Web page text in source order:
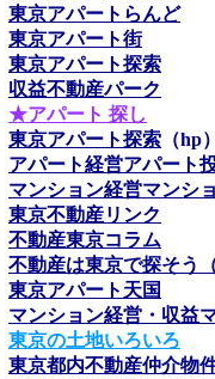
東京アパートらんど
東京アパート街
東京アパート探索
収益不動産パーク
★アパート 探し
東京アパート探索 （hp
アパート経営アパート
マンション経営マンシ
東京不動産リンク
不動産東京コラム
不動産は東京で探そう
東京アパート天国
マンション経営・収益
東京の土地いろいろ
東京都内不動産仲介物